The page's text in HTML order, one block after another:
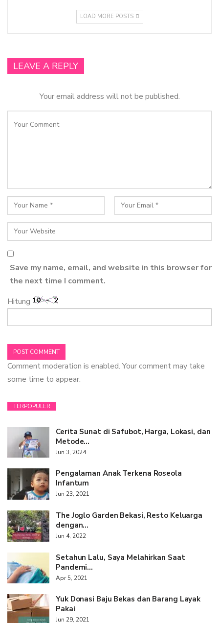
LOAD MORE POSTS
LEAVE A REPLY
Your email address will not be published.
Save my name, email, and website in this browser for
the next time I comment.
Hitung
Comment moderation is enabled. Your comment may take
some time to appear.
TERPOPULER
Cerita Sunat di Safubot, Harga, Lokasi, dan
Metode…
Jun 3, 2024
Pengalaman Anak Terkena Roseola
Infantum
Jun 23, 2021
The Joglo Garden Bekasi, Resto Keluarga
dengan…
Jun 4, 2022
Setahun Lalu, Saya Melahirkan Saat
Pandemi…
Apr 5, 2021
Yuk Donasi Baju Bekas dan Barang Layak
Pakai
Jun 29, 2021